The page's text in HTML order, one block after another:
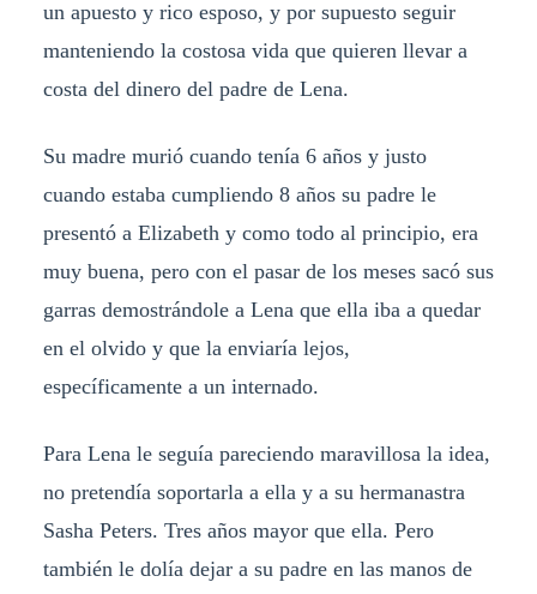
un apuesto y rico esposo, y por supuesto seguir
manteniendo la costosa vida que quieren llevar a
costa del dinero del padre de Lena.
Su madre murió cuando tenía 6 años y justo
cuando estaba cumpliendo 8 años su padre le
presentó a Elizabeth y como todo al principio, era
muy buena, pero con el pasar de los meses sacó sus
garras demostrándole a Lena que ella iba a quedar
en el olvido y que la enviaría lejos,
específicamente a un internado.
Para Lena le seguía pareciendo maravillosa la idea,
no pretendía soportarla a ella y a su hermanastra
Sasha Peters. Tres años mayor que ella. Pero
también le dolía dejar a su padre en las manos de